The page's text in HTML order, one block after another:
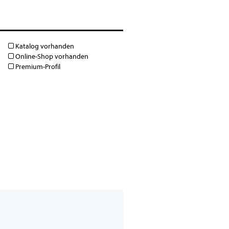
Katalog vorhanden
Online-Shop vorhanden
Premium-Profil